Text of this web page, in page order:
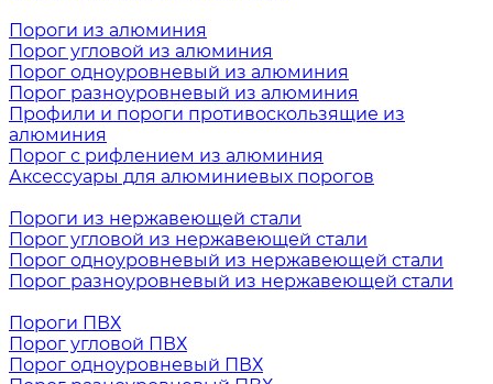
Пороги из алюминия
Порог угловой из алюминия
Порог одноуровневый из алюминия
Порог разноуровневый из алюминия
Профили и пороги противоскользящие из
алюминия
Порог с рифлением из алюминия
Аксессуары для алюминиевых порогов
Пороги из нержавеющей стали
Порог угловой из нержавеющей стали
Порог одноуровневый из нержавеющей стали
Порог разноуровневый из нержавеющей стали
Пороги ПВХ
Порог угловой ПВХ
Порог одноуровневый ПВХ